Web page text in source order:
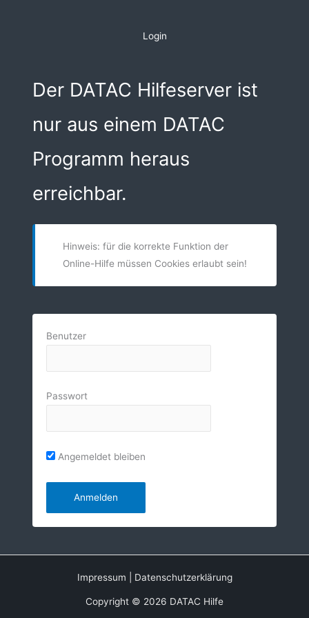
Login
Der DATAC Hilfeserver ist
nur aus einem DATAC
Programm heraus
erreichbar.
Hinweis: für die korrekte Funktion der
Online-Hilfe müssen Cookies erlaubt sein!
Benutzer
Passwort
Angemeldet bleiben
Impressum Datenschutzerklärung
Copyright © 2026 DATAC Hilfe